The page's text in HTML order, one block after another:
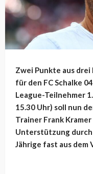
Zwei Punkte aus
für den FC Schalke
League-Teilnehmer
15.30 Uhr) soll nun
Trainer Frank
Unterstützung durch
Jährige fast aus dem